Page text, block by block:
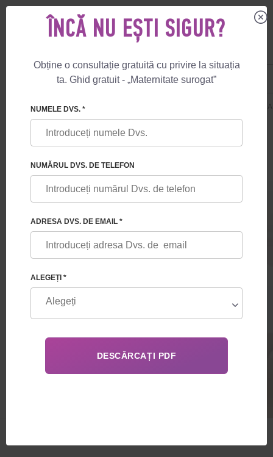
+1 844 892 78 00 UK+44 800 069 86 90
PREŢURI SUROGAT GESTAȚIONAL
GUARANTEE NAȘTERE ÎN ARMENIA
Servicii pentru mamă surogată + donarea
de ovule + determinarea sexului copilului
prin FIV-PGD (Armenia)
ÎNCĂ NU EȘTI SIGUR?
Obține o consultație gratuită cu privire la situația
ta. Ghid gratuit - „Maternitate surogat”
NUMELE DVS. *
NUMĂRUL DVS. DE TELEFON
ADRESA DVS. DE EMAIL *
ALEGEȚI *